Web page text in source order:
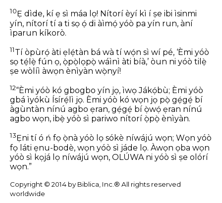
10Ẹ dìde, kí ẹ sì máa lọ! Nítorí èyí kì í ṣe ibi ìsinmi
yín, nítorí tí a ti sọ ọ́ di àìmọ́ yóò pa yín run, àní
ìparun kíkorò.
11Tí òpùrọ́ àti ẹlẹ́tàn bá wà tí wọ́n sì wí pé, ‘Èmi yóò
sọ tẹ́lẹ̀ fún ọ, ọ̀pọ̀lọpọ̀ wáìnì àti bíà,’ òun ni yóò tilẹ̀
ṣe wòlíì àwọn ènìyàn wọ̀nyí!
12“Èmi yóò kó gbogbo yín jọ, ìwọ Jákọ́bù; Èmi yóò
gbá ìyókù Ísírẹ́lì jọ. Èmi yóò kó wọn jọ pọ̀ gẹ́gẹ́ bí
àgùntàn nínú agbo ẹran, gẹ́gẹ́ bí ọ̀wọ́ ẹran nínú
agbo wọn, ibẹ̀ yóò sì pariwo nítorí ọ̀pọ̀ ènìyàn.
13Ẹni tí ó ń fọ ọ̀nà yóò lọ sókè níwájú wọn; Wọn yóò
fọ láti ẹnu-bodè, wọn yóò sì jáde lọ. Àwọn ọba wọn
yóò sì kọjá lọ níwájú wọn, OLÚWA ni yóò sì ṣe olórí
wọn.”
Copyright © 2014 by Biblica, Inc.® All rights reserved
worldwide